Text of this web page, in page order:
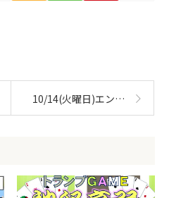
10/14(火曜日)エントリー開始!!「ジャンボドーム：トーナメント」